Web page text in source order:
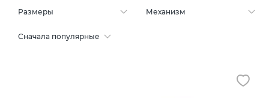
Размеры Механизм
Сначала популярные